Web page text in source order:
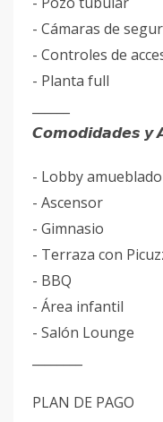
- Cámaras de
- Controles de
- Planta full
𝘾𝙤𝙢𝙤𝙙𝙞𝙙𝙖𝙙𝙚𝙨 𝙮
- Lobby amueblado
- Ascensor
- Gimnasio
- Terraza con
- BBQ
- Área infantil
- Salón Lounge
PLAN DE PAGO